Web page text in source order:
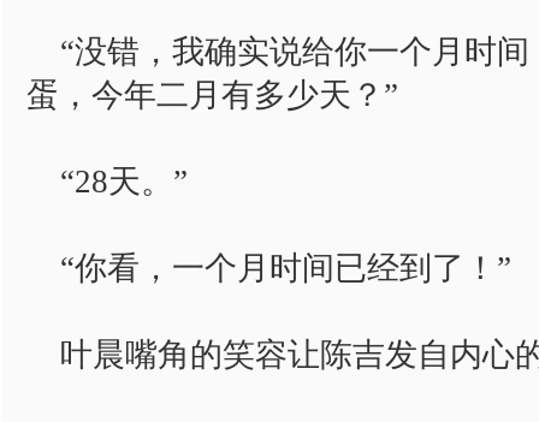
“没错，我确实说给你一个月时
蛋，今年二月有多少天？”
“28天。”
“你看，一个月时间已经到了！”
叶晨嘴角的笑容让陈吉发自内心